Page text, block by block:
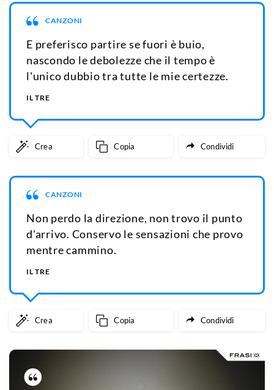
CANZONI
E preferisco partire se fuori è buio,
nascondo le debolezze che il tempo è
l'unico dubbio tra tutte le mie certezze.
IL TRE
Crea Copia Condividi
CANZONI
Non perdo la direzione, non trovo il punto
d'arrivo. Conservo le sensazioni che provo
mentre cammino.
IL TRE
Crea Copia Condividi